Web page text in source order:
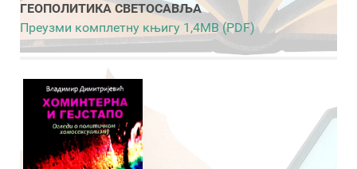
ГЕОПОЛИТИКА СВЕТОСАВЉА
Преузми комплетну књигу 1,4MB (PDF)